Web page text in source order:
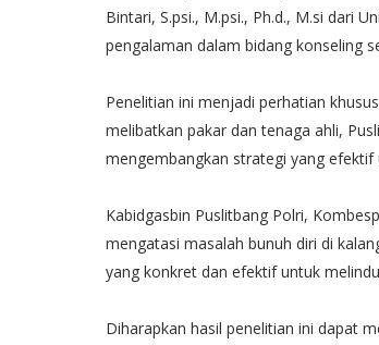
Bintari, S.psi., M.psi., Ph.d., M.si dari
pengalaman dalam bidang konseling
Penelitian ini menjadi perhatian
melibatkan pakar dan tenaga ahli,
mengembangkan strategi yang
Kabidgasbin Puslitbang Polri,
mengatasi masalah bunuh diri di
yang konkret dan efektif untuk
Diharapkan hasil penelitian ini dapat